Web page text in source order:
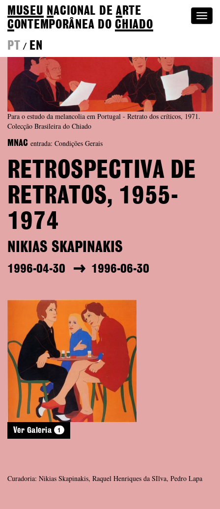
MUSEU NACIONAL DEA RTE
CONTEMPORÂNEA DOCHIADO
PT
/ EN
Para o estudo da melancolia em Portugal - Retrato dos críticos, 1971.
Colecção Brasileira do Chiado
MNAC entrada: Condições Gerais
RETROSPECTIVA DE
RETRATOS, 1955-
1974
NIKIAS SKAPINAKIS
1996-04-30 1996-06-30
Ver Galeria 1
Curadoria: Nikias Skapinakis, Raquel Henriques da SIlva, Pedro Lapa